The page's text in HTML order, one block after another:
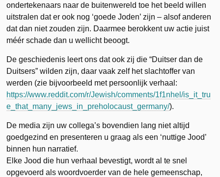
ondertekenaars naar de buitenwereld toe het beeld willen
uitstralen dat er ook nog ‘goede Joden’ zijn – alsof anderen
dat dan niet zouden zijn. Daarmee berokkent uw actie juist
méér schade dan u wellicht beoogt.
De geschiedenis leert ons dat ook zij die “Duitser dan de
Duitsers” wilden zijn, daar vaak zelf het slachtoffer van
werden (zie bijvoorbeeld met persoonlijk verhaal:
https://www.reddit.com/r/Jewish/comments/1f1nhel/is_it_tru
e_that_many_jews_in_preholocaust_germany/).
De media zijn uw collega’s bovendien lang niet altijd
goedgezind en presenteren u graag als een ‘nuttige Jood’
binnen hun narratief.
Elke Jood die hun verhaal bevestigt, wordt al te snel
opgevoerd als woordvoerder van de hele gemeenschap,